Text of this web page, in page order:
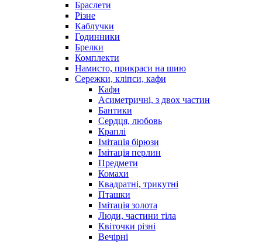
Браслети
Різне
Каблучки
Годинники
Брелки
Комплекти
Намисто, прикраси на шию
Сережки, кліпси, кафи
Кафи
Асиметричні, з двох частин
Бантики
Сердця, любовь
Краплі
Імітація бірюзи
Імітація перлин
Предмети
Комахи
Квадратні, трикутні
Пташки
Імітація золота
Люди, частини тіла
Квіточки різні
Вечірні